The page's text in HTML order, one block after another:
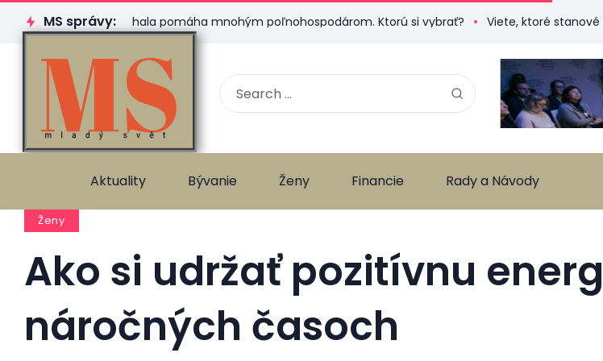
MS správy:
Plachtová hala pomáha mnohým poľnohospodárom. Ktorú si vybrať? Viete, ktoré stanové haly
Aktuality Bývanie Ženy Financie Rady a Návody
Ženy
Ako si udržať pozitívnu
náročných časoch